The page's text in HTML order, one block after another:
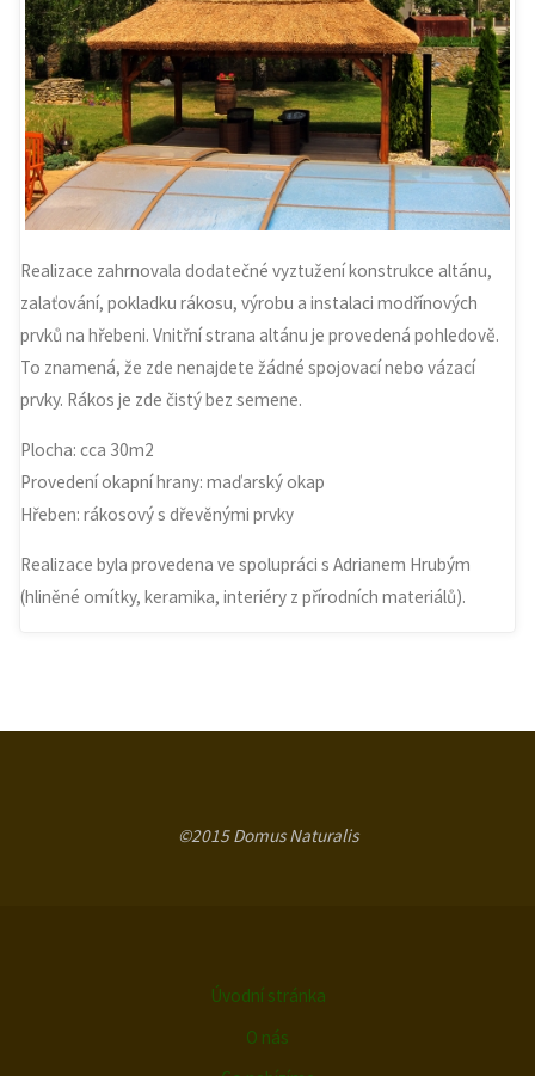
Realizace zahrnovala dodatečné vyztužení konstrukce altánu,
zalaťování, pokladku rákosu, výrobu a instalaci modřínových
prvků na hřebeni. Vnitřní strana altánu je provedená pohledově.
To znamená, že zde nenajdete žádné spojovací nebo vázací
prvky. Rákos je zde čistý bez semene.
Plocha: cca 30m2
Provedení okapní hrany: maďarský okap
Hřeben: rákosový s dřevěnými prvky
Realizace byla provedena ve spolupráci s Adrianem Hrubým
(hliněné omítky, keramika, interiéry z přírodních materiálů).
©2015 Domus Naturalis
Úvodní stránka
O nás